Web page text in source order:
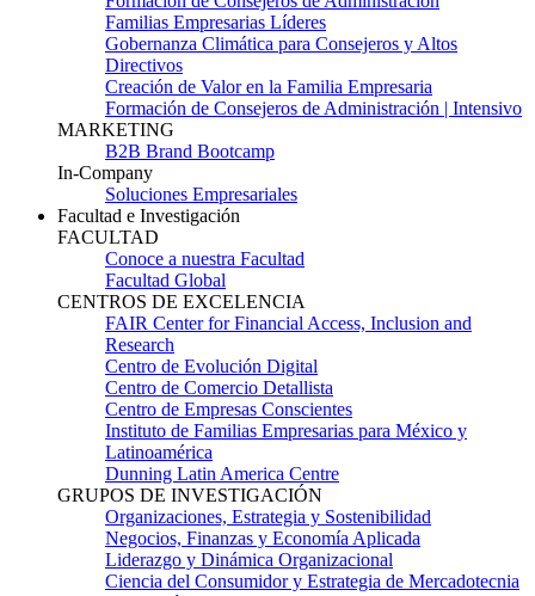
Familias Empresarias Líderes
Gobernanza Climática para Consejeros y Altos
Directivos
Creación de Valor en la Familia Empresaria
Formación de Consejeros de Administración | Intensivo
MARKETING
B2B Brand Bootcamp
In-Company
Soluciones Empresariales
Facultad e Investigación
FACULTAD
Conoce a nuestra Facultad
Facultad Global
CENTROS DE EXCELENCIA
FAIR Center for Financial Access, Inclusion and
Research
Centro de Evolución Digital
Centro de Comercio Detallista
Centro de Empresas Conscientes
Instituto de Familias Empresarias para México y
Latinoamérica
Dunning Latin America Centre
GRUPOS DE INVESTIGACIÓN
Organizaciones, Estrategia y Sostenibilidad
Negocios, Finanzas y Economía Aplicada
Liderazgo y Dinámica Organizacional
Ciencia del Consumidor y Estrategia de Mercadotecnia